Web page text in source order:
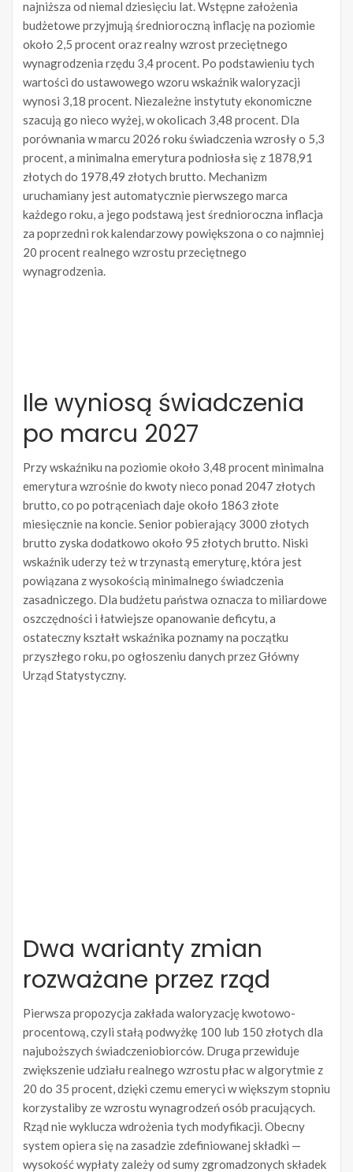
najniższa od niemal dziesięciu lat. Wstępne założenia
budżetowe przyjmują średnioroczną inflację na poziomie
około 2,5 procent oraz realny wzrost przeciętnego
wynagrodzenia rzędu 3,4 procent. Po podstawieniu tych
wartości do ustawowego wzoru wskaźnik waloryzacji
wynosi 3,18 procent. Niezależne instytuty ekonomiczne
szacują go nieco wyżej, w okolicach 3,48 procent. Dla
porównania w marcu 2026 roku świadczenia wzrosły o 5,3
procent, a minimalna emerytura podniosła się z 1878,91
złotych do 1978,49 złotych brutto. Mechanizm
uruchamiany jest automatycznie pierwszego marca
każdego roku, a jego podstawą jest średnioroczna inflacja
za poprzedni rok kalendarzowy powiększona o co najmniej
20 procent realnego wzrostu przeciętnego
wynagrodzenia.
Ile wyniosą świadczenia
po marcu 2027
Przy wskaźniku na poziomie około 3,48 procent minimalna
emerytura wzrośnie do kwoty nieco ponad 2047 złotych
brutto, co po potrąceniach daje około 1863 złote
miesięcznie na koncie. Senior pobierający 3000 złotych
brutto zyska dodatkowo około 95 złotych brutto. Niski
wskaźnik uderzy też w trzynastą emeryturę, która jest
powiązana z wysokością minimalnego świadczenia
zasadniczego. Dla budżetu państwa oznacza to miliardowe
oszczędności i łatwiejsze opanowanie deficytu, a
ostateczny kształt wskaźnika poznamy na początku
przyszłego roku, po ogłoszeniu danych przez Główny
Urząd Statystyczny.
Dwa warianty zmian
rozważane przez rząd
Pierwsza propozycja zakłada waloryzację kwotowo-
procentową, czyli stałą podwyżkę 100 lub 150 złotych dla
najuboższych świadczeniobiorców. Druga przewiduje
zwiększenie udziału realnego wzrostu płac w algorytmie z
20 do 35 procent, dzięki czemu emeryci w większym stopniu
korzystaliby ze wzrostu wynagrodzeń osób pracujących.
Rząd nie wyklucza wdrożenia tych modyfikacji. Obecny
system opiera się na zasadzie zdefiniowanej składki —
wysokość wypłaty zależy od sumy zgromadzonych składek